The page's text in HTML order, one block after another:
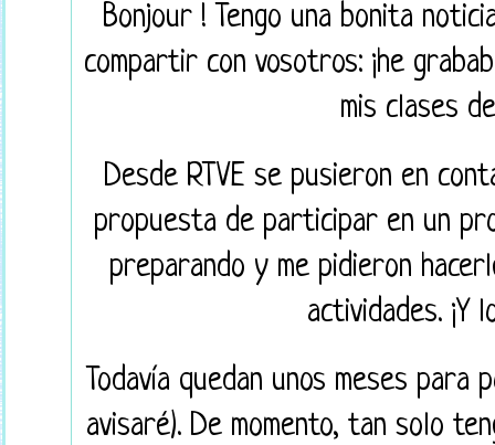
Bonjour ! Tengo una bonita
compartir con vosotros: ¡he
mis clases
Desde RTVE se pusieron en
propuesta de participar en un
preparando y me pidieron
actividades. ¡Y
Todavía quedan unos meses
avisaré). De momento, tan solo